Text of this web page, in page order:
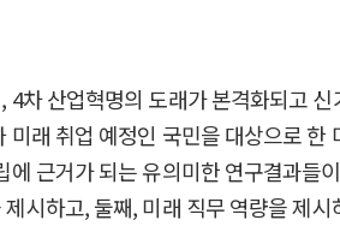
차 산업혁명의 도래가 본격화되고
래 취업 예정인 국민을 대상으로
근거가 되는 유의미한 연구결과
시하고, 둘째, 미래 직무 역량을 제